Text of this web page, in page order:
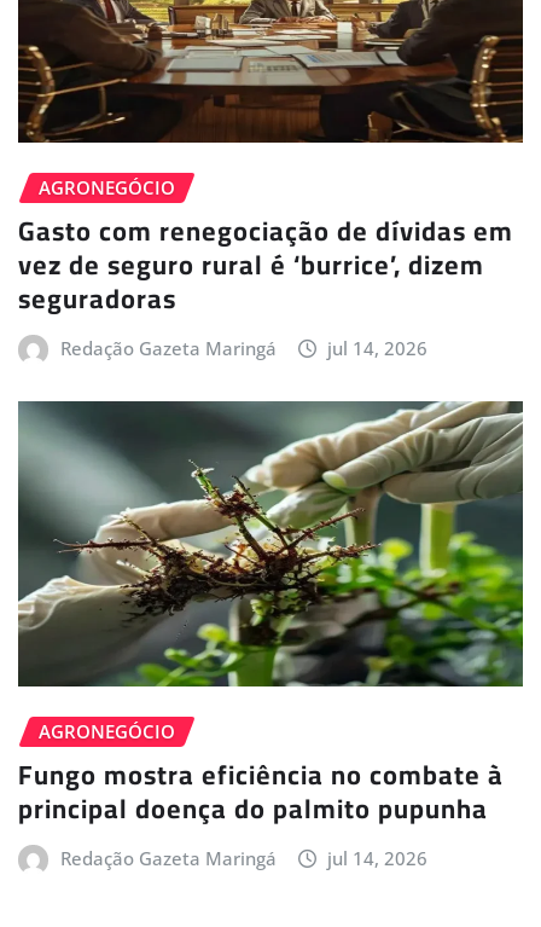
AGRONEGÓCIO
Gasto com renegociação de dívidas em
vez de seguro rural é ‘burrice’, dizem
seguradoras
Redação Gazeta Maringá jul 14, 2026
AGRONEGÓCIO
Fungo mostra eficiência no combate à
principal doença do palmito pupunha
Redação Gazeta Maringá jul 14, 2026